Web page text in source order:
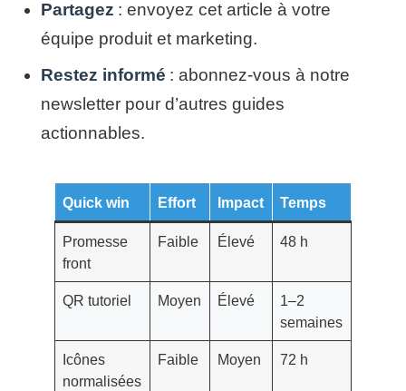
Partagez : envoyez cet article à votre
équipe produit et marketing.
Restez informé : abonnez‑vous à notre
newsletter pour d’autres guides
actionnables.
Quick win Effort Impact Temps
Promesse
front
Faible Élevé 48 h
QR tutoriel Moyen Élevé
1–2
semaines
Icônes
normalisées
Faible Moyen 72 h